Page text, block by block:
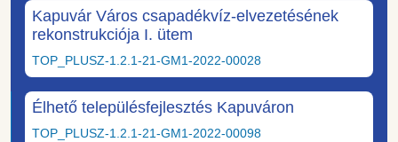
Kapuvár Város csapadékvíz-elvezetésének
rekonstrukciója I. ütem
TOP_PLUSZ-1.2.1-21-GM1-2022-00028
Élhető településfejlesztés Kapuváron
TOP_PLUSZ-1.2.1-21-GM1-2022-00098